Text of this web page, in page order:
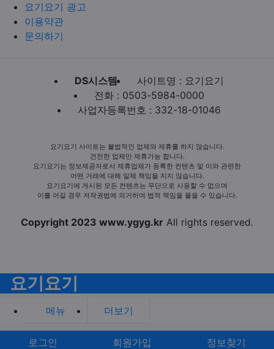
요기요기 광고
이용약관
문의하기
DS시스템
사이트명 : 요기요기
전화 : 0503-5984-0000
사업자등록번호 : 332-18-01046
요기요기 사이트는 불법적인 업체와 제휴를 하지 않습니다.
건전한 업체만 제휴가능 합니다.
요기요기는 정보제공자로서 제휴업체가 등록한 컨텐츠 및 이와 관련한
어떤 거래에 대해 일체 책임을 지지 않습니다.
요기요기에 게시된 모든 컨텐츠는 무단으로 사용할 수 없으며
이를 어길 경우 저작권법에 의거하여 법적 책임을 물을 수 있습니다.
Copyright 2023 www.ygyg.kr All rights reserved.
요기요기
메뉴 더보기
로그인 회원가입 정보찾기